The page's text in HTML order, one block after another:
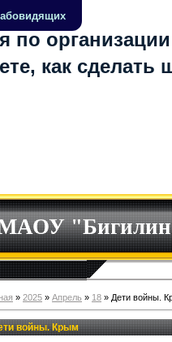
по
как сделать
» 2025 » Апрель » 18 » Дети войны.
войны. Крым